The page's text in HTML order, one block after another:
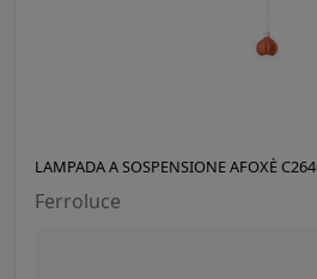
LAMPADA A SOSPENSIONE AFOXÈ
Ferroluce